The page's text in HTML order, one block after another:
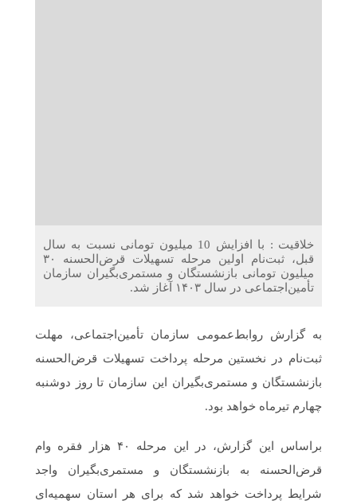
خلاقیت : با افزایش 10 میلیون تومانی نسبت به سال
قبل، ثبت‌نام اولین مرحله تسهیلات قرض‌الحسنه ۳۰
میلیون ‌تومانی بازنشستگان و مستمری‌بگیران سازمان
تأمین‌اجتماعی در سال ۱۴۰۳ آغاز شد.
به گزارش روابط‌عمومی سازمان تأمین‌اجتماعی، مهلت
ثبت‌نام در نخستین مرحله پرداخت تسهیلات قرض‌الحسنه
بازنشستگان و مستمری‌بگیران این سازمان تا روز دوشنبه
چهارم تیرماه خواهد بود.
براساس این گزارش، در این مرحله ۴۰ هزار فقره وام
قرض‌الحسنه به بازنشستگان و مستمری‌بگیران واجد
شرایط پرداخت خواهد شد که برای هر استان سهمیه‌ای